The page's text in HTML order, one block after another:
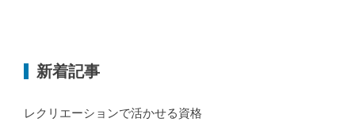
新着記事
レクリエーションで活かせる資格